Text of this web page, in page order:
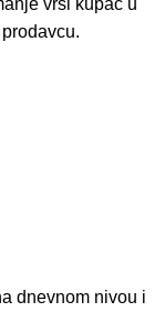
vrši kupac u
dnevnom nivou i